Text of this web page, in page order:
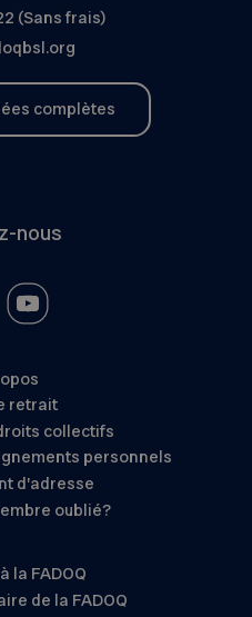
(Sans frais)
complètes
nous
retrait
collectifs
personnels
d’adresse
oublié?
la FADOQ
de la FADOQ